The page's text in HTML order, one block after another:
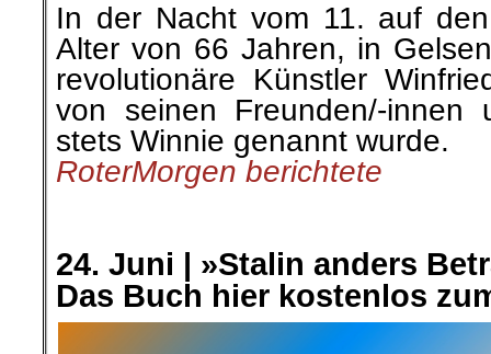
In der Nacht vom 11. auf
Alter von 66 Jahren, in
revolutionäre Künstler
von seinen Freunden/-innen
stets Winnie genannt wurde.
RoterMorgen berichtete
24. Juni | »Stalin anders
Das Buch hier kostenlos